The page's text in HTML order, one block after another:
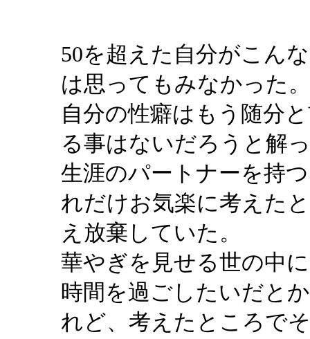
50を超えた自分がこん
は思ってもみなかった。
自分の性癖はもう随分
る事はないだろうと解
生涯のパートナーを持
れだけお気楽に考えた
え放棄していた。
華やぎを見せる世の中
時間を過ごしたいだと
れど、考えたところで